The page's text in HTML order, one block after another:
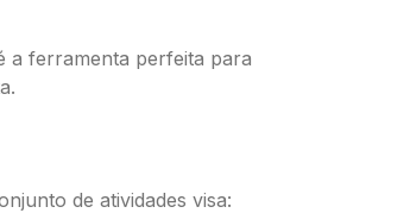
a ferramenta perfeita para
de atividades visa: